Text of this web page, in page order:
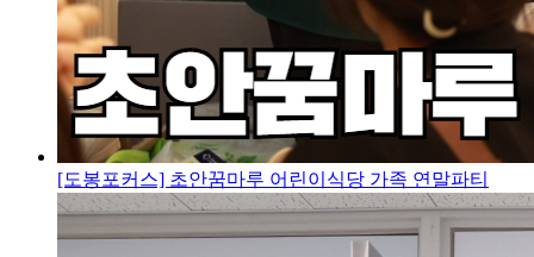
[도봉포커스] 초안꿈마루 어린이식당 가족 연말파티